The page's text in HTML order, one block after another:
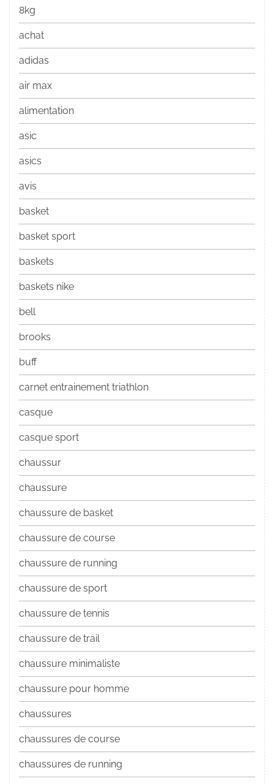
8kg
achat
adidas
air max
alimentation
asic
asics
avis
basket
basket sport
baskets
baskets nike
bell
brooks
buff
carnet entrainement triathlon
casque
casque sport
chaussur
chaussure
chaussure de basket
chaussure de course
chaussure de running
chaussure de sport
chaussure de tennis
chaussure de trail
chaussure minimaliste
chaussure pour homme
chaussures
chaussures de course
chaussures de running